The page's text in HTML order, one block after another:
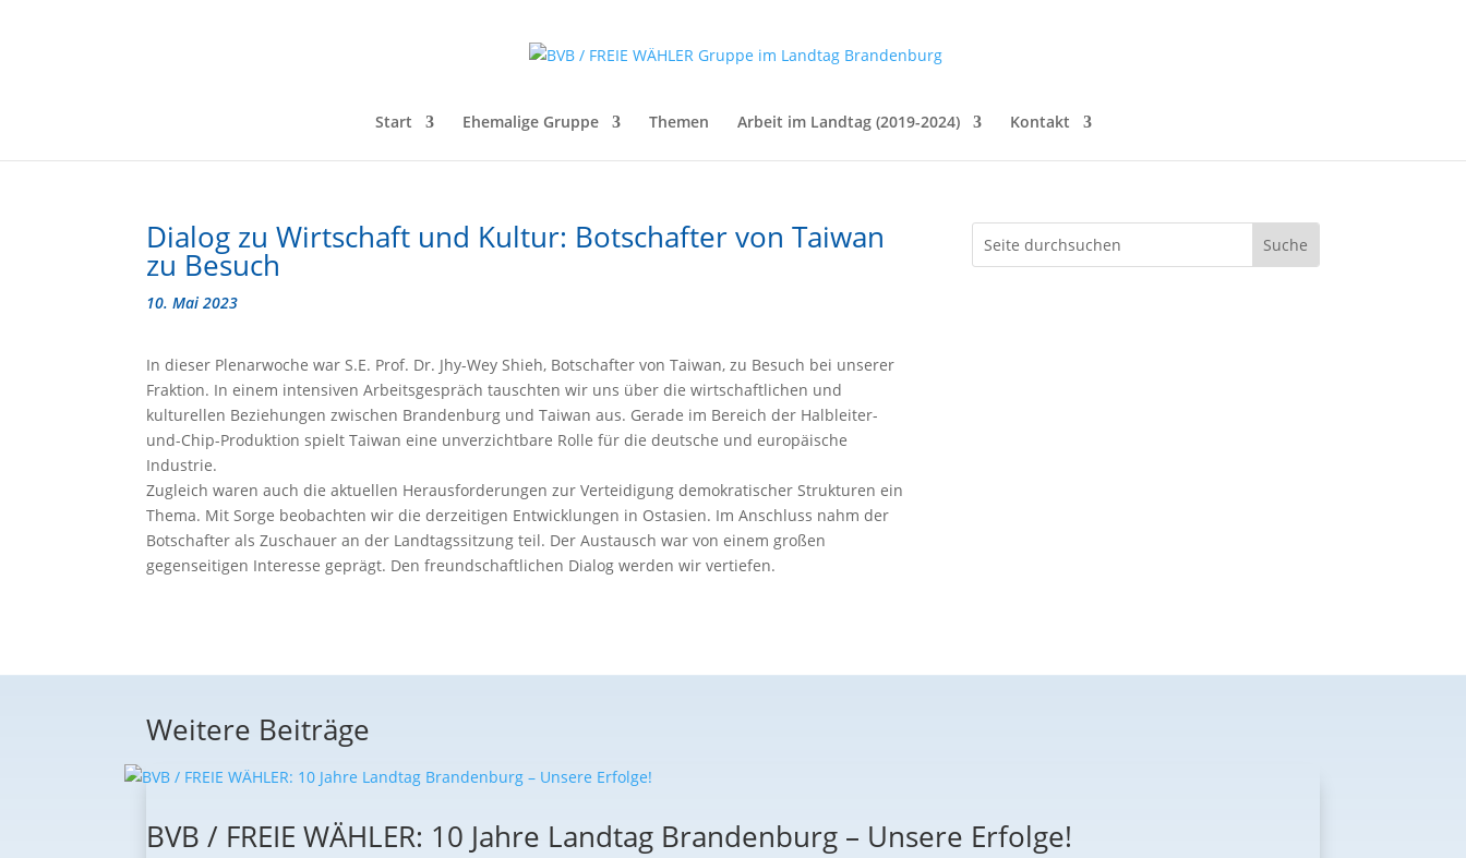
Start Ehemalige Gruppe Themen Arbeit im Landtag (2019-2024) Kontakt
Dialog zu Wirtschaft und Kultur: Botschafter von Taiwan
zu Besuch
10. Mai 2023
In dieser Plenarwoche war S.E. Prof. Dr. Jhy-Wey Shieh, Botschafter von Taiwan, zu Besuch bei unserer
Fraktion. In einem intensiven Arbeitsgespräch tauschten wir uns über die wirtschaftlichen und
kulturellen Beziehungen zwischen Brandenburg und Taiwan aus. Gerade im Bereich der Halbleiter-
und-Chip-Produktion spielt Taiwan eine unverzichtbare Rolle für die deutsche und europäische
Industrie.
Zugleich waren auch die aktuellen Herausforderungen zur Verteidigung demokratischer Strukturen ein
Thema. Mit Sorge beobachten wir die derzeitigen Entwicklungen in Ostasien. Im Anschluss nahm der
Botschafter als Zuschauer an der Landtagssitzung teil. Der Austausch war von einem großen
gegenseitigen Interesse geprägt. Den freundschaftlichen Dialog werden wir vertiefen.
Weitere Beiträge
BVB / FREIE WÄHLER: 10 Jahre Landtag Brandenburg – Unsere Erfolge!